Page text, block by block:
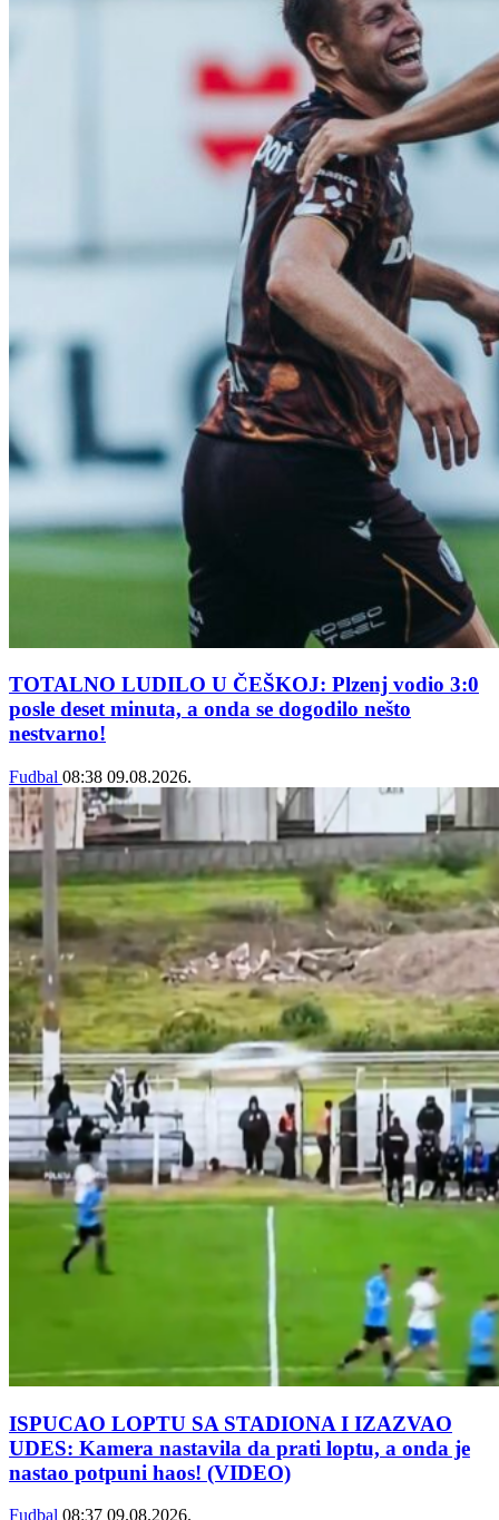
TOTALNO LUDILO U ČEŠKOJ: Plzenj vodio 3:0
posle deset minuta, a onda se dogodilo nešto
nestvarno!
Fudbal 08:38 09.08.2026.
ISPUCAO LOPTU SA STADIONA I IZAZVAO
UDES: Kamera nastavila da prati loptu, a onda je
nastao potpuni haos! (VIDEO)
Fudbal 08:37 09.08.2026.